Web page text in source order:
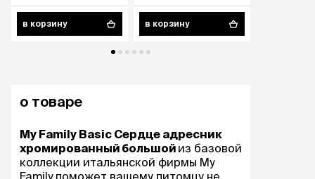
в корзину в корзину
о товаре
My Family Basic Сердце адресник
хромированный большой из базовой
коллекции итальянской фирмы My
Family поможет вашему питомцу не